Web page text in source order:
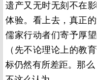
遗产又无时无刻不在
体验。看上去，真正
儒家行动者们寄予厚
（先不论理论上的教
标仍然有所差距。那